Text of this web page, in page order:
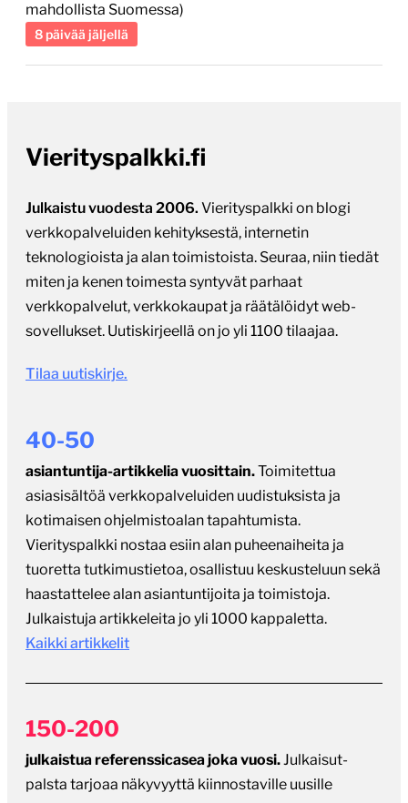
mahdollista Suomessa)
8 päivää jäljellä
Vierityspalkki.fi
Julkaistu vuodesta 2006. Vierityspalkki on blogi
verkkopalveluiden kehityksestä, internetin
teknologioista ja alan toimistoista. Seuraa, niin tiedät
miten ja kenen toimesta syntyvät parhaat
verkkopalvelut, verkkokaupat ja räätälöidyt web-
sovellukset. Uutiskirjeellä on jo yli 1100 tilaajaa.
Tilaa uutiskirje.
40-50
asiantuntija-artikkelia vuosittain.Toimitettua
asiasisältöä verkkopalveluiden uudistuksista ja
kotimaisen ohjelmistoalan tapahtumista.
Vierityspalkki nostaa esiin alan puheenaiheita ja
tuoretta tutkimustietoa, osallistuu keskusteluun sekä
haastattelee alan asiantuntijoita ja toimistoja.
Julkaistuja artikkeleita jo yli 1000 kappaletta.
Kaikki artikkelit
150-200
julkaistua referenssicasea joka vuosi.Julkaisut-
palsta tarjoaa näkyvyyttä kiinnostaville uusille